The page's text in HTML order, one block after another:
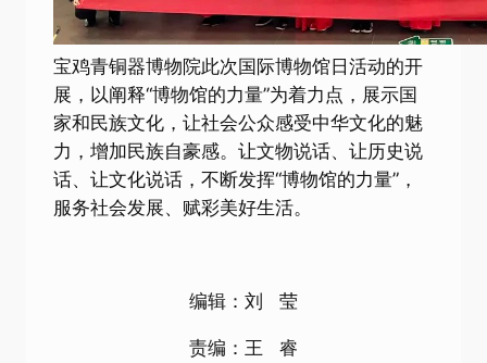
宝鸡青铜器博物院此次国际博物馆日活动的开
展，以阐释“博物馆的力量”为着力点，展示国
家和民族文化，让社会公众感受中华文化的魅
力，增加民族自豪感。让文物说话、让历史说
话、让文化说话，不断发挥“博物馆的力量”，
服务社会发展、赋彩美好生活。
编辑：刘 莹
责编：王 睿